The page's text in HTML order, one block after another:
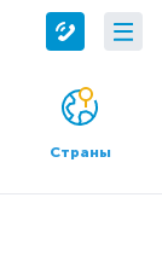
Страны